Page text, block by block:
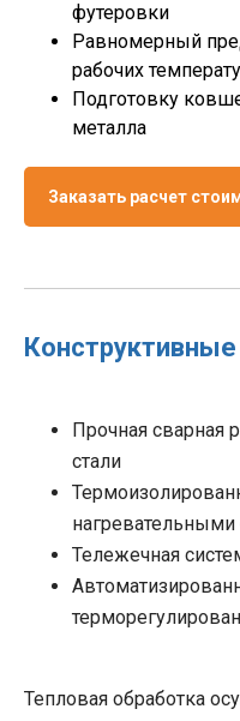
футеровки
Равномерный
рабочих
Подготовку
металла
Заказать расчет
Прочная сварная
стали
Тележечная
Тепловая обработка